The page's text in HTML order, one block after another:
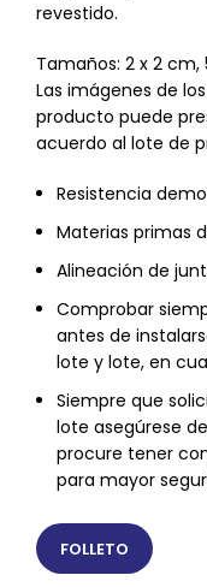
revestido.
Tamaños: 2 x 2 cm,
Las imágenes de
producto puede
acuerdo al lote de
Resistencia
Materias primas
Alineación de
Comprobar
antes de
lote y lote, en
Siempre que
lote asegúrese
procure tener
para mayor
FOLLETO